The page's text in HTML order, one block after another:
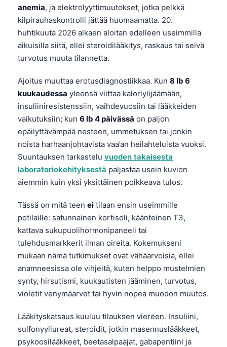
anemia, ja elektrolyyttimuutokset, jotka pelkkä
kilpirauhaskontrolli jättää huomaamatta. 20.
huhtikuuta 2026 alkaen aloitan edelleen useimmilla
aikuisilla siitä, ellei steroidilääkitys, raskaus tai selvä
turvotus muuta tilannetta.
Ajoitus muuttaa erotusdiagnostiikkaa. Kun 8 lb 6
kuukaudessa yleensä viittaa kaloriylijäämään,
insuliiniresistenssiin, vaihdevuosiin tai lääkkeiden
vaikutuksiin; kun 6 lb 4 päivässä on paljon
epäilyttävämpää nesteen, ummetuksen tai jonkin
noista harhaanjohtavista vaa’an heilahteluista vuoksi.
Suuntauksen tarkastelu vuoden takaisesta
laboratoriokehityksestä paljastaa usein kuvion
aiemmin kuin yksi yksittäinen poikkeava tulos.
Tässä on mitä teen ei tilaan ensin useimmille
potilaille: satunnainen kortisoli, käänteinen T3,
kattava sukupuolihormonipaneeli tai
tulehdusmarkkerit ilman oireita. Kokemukseni
mukaan nämä tutkimukset ovat vähäarvoisia, ellei
anamneesissa ole vihjeitä, kuten helppo mustelmien
synty, hirsutismi, kuukautisten jääminen, turvotus,
violetit venymäarvet tai hyvin nopea muodon muutos.
Lääkityskatsaus kuuluu tilauksen viereen. Insuliini,
sulfonyyliureat, steroidit, jotkin masennuslääkkeet,
psykoosilääkkeet, beetasalpaajat, gabapentiini ja